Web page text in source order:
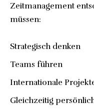
Zeitmanagement
müssen:
Strategisch denken
Teams führen
Internationale
Gleichzeitig